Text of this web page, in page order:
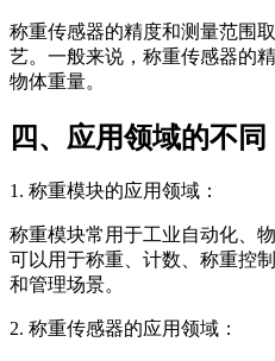
称重传感器的精度和测量范围
艺。一般来说，称重传感器的
物体重量。
四、应用领域的不同
1. 称重模块的应用领域：
称重模块常用于工业自动化、
可以用于称重、计数、称重控
和管理场景。
2. 称重传感器的应用领域：